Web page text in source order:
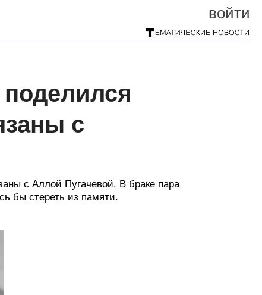
войти
с
с Аллой Пугачевой. В браке пара
бы стереть из памяти.